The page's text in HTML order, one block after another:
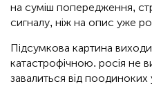
на суміш попередження,
сигналу, ніж на опис уже
Підсумкова картина
катастрофічною. росія не
завалиться від